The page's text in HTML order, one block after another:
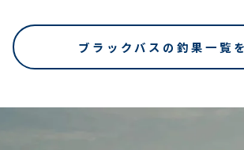
ブラックバスの釣果一覧